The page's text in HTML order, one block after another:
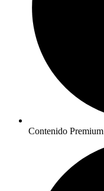
Contenido Premium